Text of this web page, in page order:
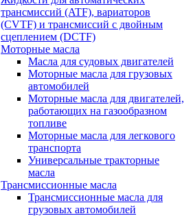
трансмиссий (ATF), вариаторов
(CVTF) и трансмиссий с двойным
сцеплением (DCTF)
Моторные масла
Масла для судовых двигателей
Моторные масла для грузовых
автомобилей
Моторные масла для двигателей,
работающих на газообразном
топливе
Моторные масла для легкового
транспорта
Универсальные тракторные
масла
Трансмиссионные масла
Трансмиссионные масла для
грузовых автомобилей